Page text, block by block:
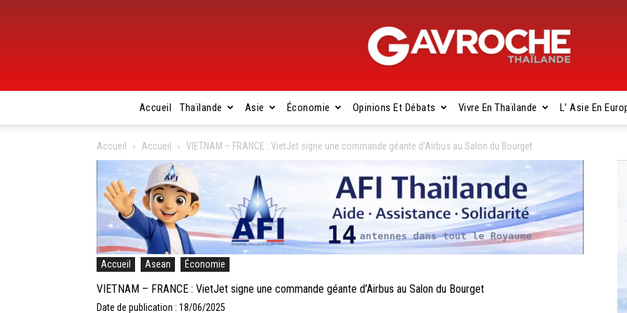
Gavroche
Thaïlande
Accueil Thaïlande Asie Économie Opinions Et Débats Vivre En Thaïlande L’ Asie En
Accueil Accueil VIETNAM – FRANCE : VietJet signe une commande géante d’Airbus au Salon du Bourget
Accueil Asean Économie
VIETNAM – FRANCE : VietJet signe une commande géante d’Airbus au Salon du Bourget
Date de publication : 18/06/2025